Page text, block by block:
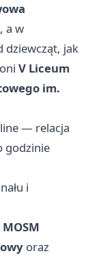
, a w
dziewcząt, jak
V Liceum
im.
— relacja
godzinie
i
MOSM
oraz